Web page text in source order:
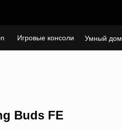
Игровые консоли Умный дом
Buds FE